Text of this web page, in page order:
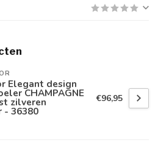
Elegant design
CHAMPAGNE
zilveren
- 36380
€96,95